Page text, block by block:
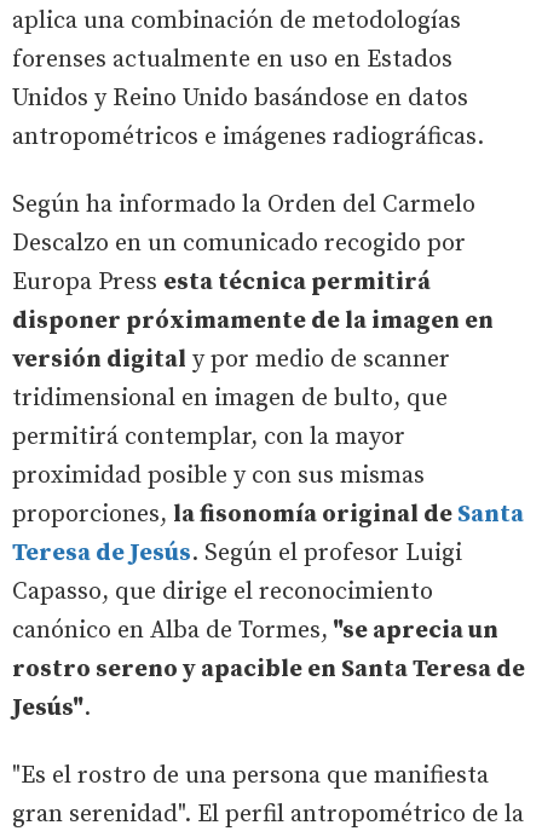
aplica una combinación de metodologías
forenses actualmente en uso en Estados
Unidos y Reino Unido basándose en datos
antropométricos e imágenes radiográficas.
Según ha informado la Orden del Carmelo
Descalzo en un comunicado recogido por
Europa Press esta técnica permitirá
disponer próximamente de la imagen en
versión digital y por medio de scanner
tridimensional en imagen de bulto, que
permitirá contemplar, con la mayor
proximidad posible y con sus mismas
proporciones, la fisonomía original de Santa
Teresa de Jesús. Según el profesor Luigi
Capasso, que dirige el reconocimiento
canónico en Alba de Tormes, "se aprecia un
rostro sereno y apacible en Santa Teresa de
Jesús".
"Es el rostro de una persona que manifiesta
gran serenidad". El perfil antropométrico de la